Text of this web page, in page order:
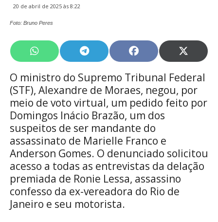
20 de abril de 2025 às 8:22
Foto: Bruno Peres
Share
on
WhatsApp
Share
on
Telegram
Share
on
Facebook
Share
on
X
O ministro do Supremo Tribunal Federal
(STF), Alexandre de Moraes, negou, por
meio de voto virtual, um pedido feito por
Domingos Inácio Brazão, um dos
suspeitos de ser mandante do
assassinato de Marielle Franco e
Anderson Gomes. O denunciado solicitou
acesso a todas as entrevistas da delação
premiada de Ronie Lessa, assassino
confesso da ex-vereadora do Rio de
Janeiro e seu motorista.